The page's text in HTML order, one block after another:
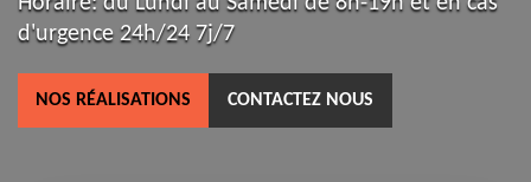
d'urgence 24h/24 7j/7
NOS RÉALISATIONS CONTACTEZ NOUS